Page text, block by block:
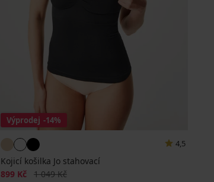
Výprodej -14%
4,5
Kojicí košilka Jo stahovací
Sleva
899 Kč Původní cena
1 049 Kč